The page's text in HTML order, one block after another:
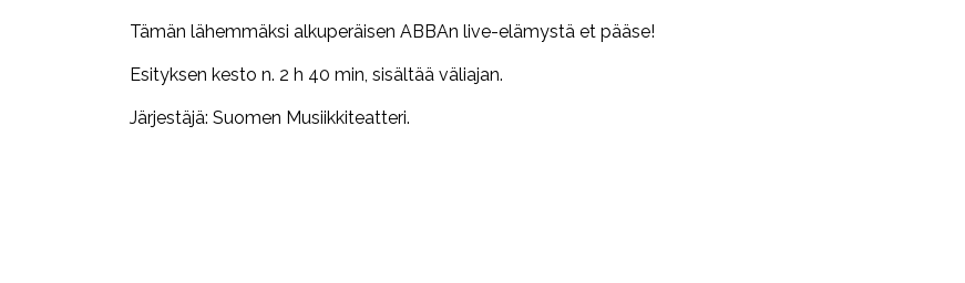
Tämän lähemmäksi alkuperäisen ABBAn live-elämystä et pääse!
Esityksen kesto n. 2 h 40 min, sisältää väliajan.
Järjestäjä: Suomen Musiikkiteatteri.